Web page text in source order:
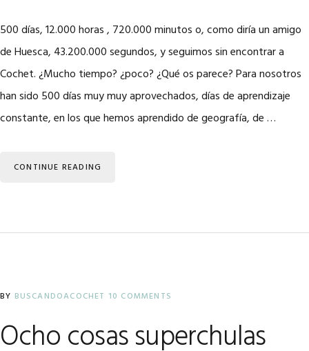
500 días, 12.000 horas , 720.000 minutos o, como diría un amigo
de Huesca, 43.200.000 segundos, y seguimos sin encontrar a
Cochet. ¿Mucho tiempo? ¿poco? ¿Qué os parece? Para nosotros
han sido 500 días muy muy aprovechados, días de aprendizaje
constante, en los que hemos aprendido de geografía, de …
CONTINUE READING
BY BUSCANDOACOCHET 10 COMMENTS
Ocho cosas superchulas